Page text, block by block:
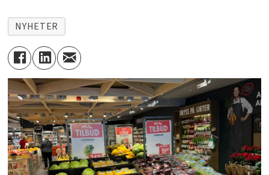
NYHETER